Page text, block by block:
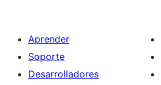
Aprender
Soporte
Desarrolladores